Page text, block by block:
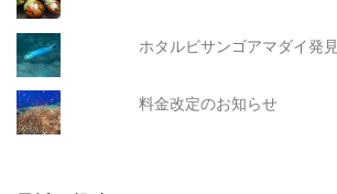
ホタルビサンゴアマダイ発見
料金改定のお知らせ